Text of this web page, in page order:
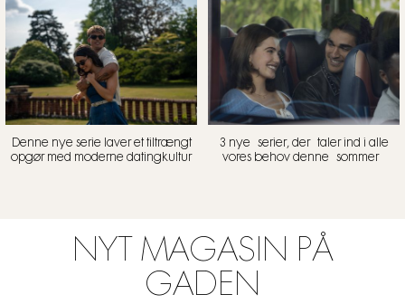
Denne nye serie laver et tiltrængt
opgør med moderne datingkultur
3 nye serier, der taler ind i alle
vores behov denne sommer
NYT MAGASIN PÅ
GADEN